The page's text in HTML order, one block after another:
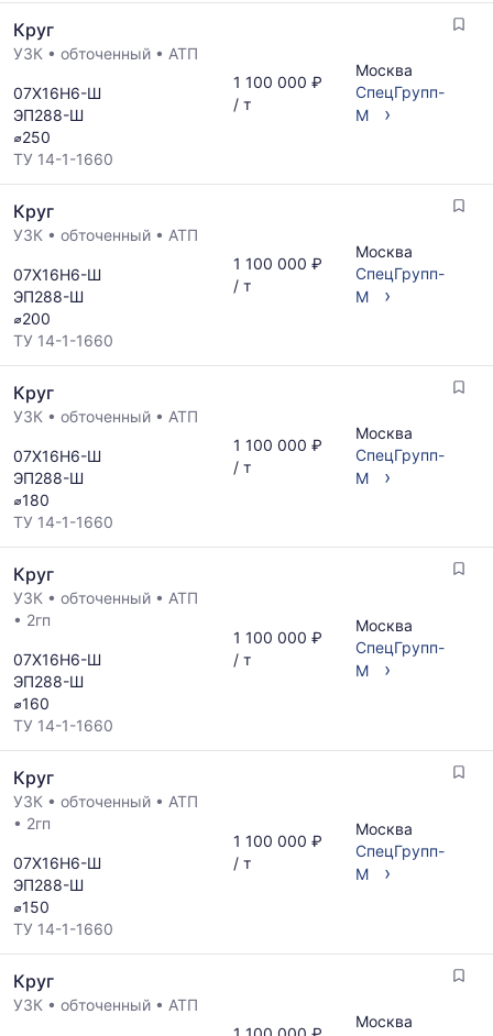
Круг
УЗК • обточенный • АТП
07Х16Н6-Ш
ЭП288-Ш
⌀250
ТУ 14-1-1660
1 100 000 ₽
/ т
Москва
СпецГрупп-
М
›
Круг
УЗК • обточенный • АТП
07Х16Н6-Ш
ЭП288-Ш
⌀200
ТУ 14-1-1660
1 100 000 ₽
/ т
Москва
СпецГрупп-
М
›
Круг
УЗК • обточенный • АТП
07Х16Н6-Ш
ЭП288-Ш
⌀180
ТУ 14-1-1660
1 100 000 ₽
/ т
Москва
СпецГрупп-
М
›
Круг
УЗК • обточенный • АТП
• 2гп
07Х16Н6-Ш
ЭП288-Ш
⌀160
ТУ 14-1-1660
1 100 000 ₽
/ т
Москва
СпецГрупп-
М
›
Круг
УЗК • обточенный • АТП
• 2гп
07Х16Н6-Ш
ЭП288-Ш
⌀150
ТУ 14-1-1660
1 100 000 ₽
/ т
Москва
СпецГрупп-
М
›
Круг
УЗК • обточенный • АТП
Москва